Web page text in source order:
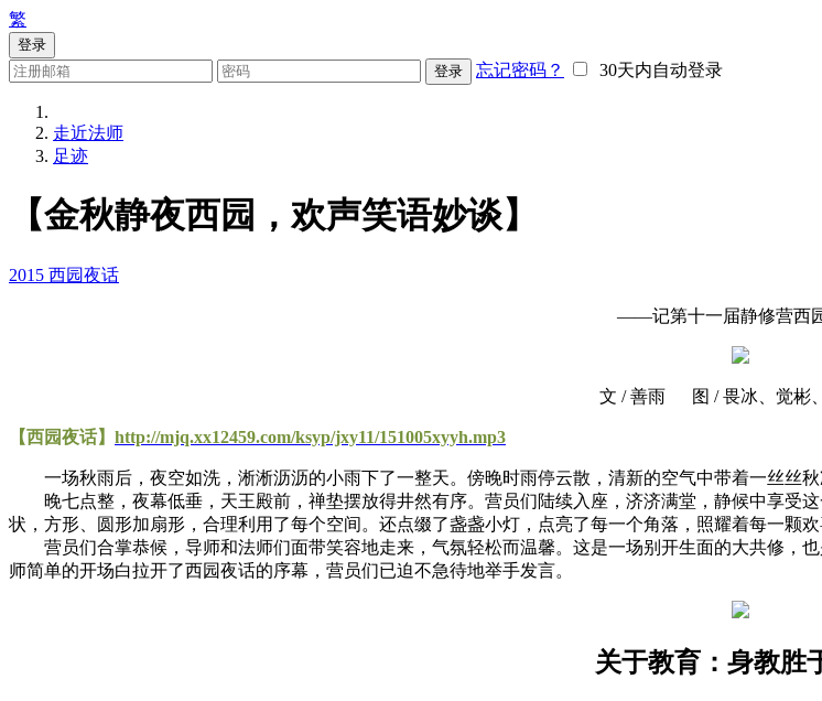
繁
登录
登录
忘记密码？ 30天内自动登录
走近法师
足迹
【金秋静夜西园，欢声笑语妙谈】
2015 西园夜话
——记第十一届静修营西
文 / 善雨 图 / 畏冰、觉彬
【西园夜话】 http://mjq.xx12459.com/ksyp/jxy11/151005xyyh.mp3
一场秋雨后，夜空如洗，淅淅沥沥的小雨下了一整天。傍晚时雨停云散，清新的空气中带着一丝丝秋
晚七点整，夜幕低垂，天王殿前，禅垫摆放得井然有序。营员们陆续入座，济济满堂，静候中享受
状，方形、圆形加扇形，合理利用了每个空间。还点缀了盏盏小灯，点亮了每一个角落，照耀着每一颗欢
营员们合掌恭候，导师和法师们面带笑容地走来，气氛轻松而温馨。这是一场别开生面的大共修，
师简单的开场白拉开了西园夜话的序幕，营员们已迫不急待地举手发言。
关于教育：身教胜